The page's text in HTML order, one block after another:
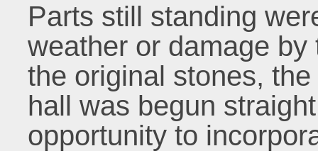
Parts still standing
weather or damage
the original stones,
hall was begun
opportunity to